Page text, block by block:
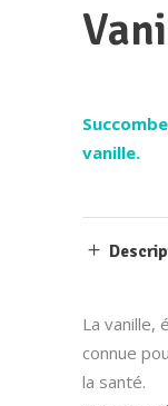
vanille.
La vanille,
connue
la santé.